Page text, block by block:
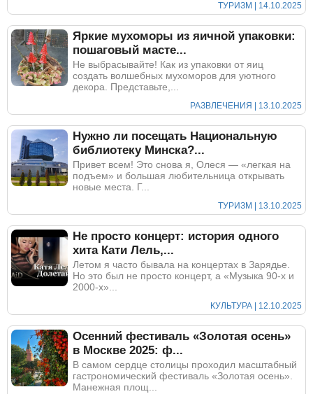
ТУРИЗМ | 14.10.2025
Яркие мухоморы из яичной упаковки:
пошаговый масте...
Не выбрасывайте! Как из упаковки от яиц
создать волшебных мухоморов для уютного
декора. Представьте,...
РАЗВЛЕЧЕНИЯ | 13.10.2025
Нужно ли посещать Национальную
библиотеку Минска?...
Привет всем! Это снова я, Олеся — «легкая на
подъем» и большая любительница открывать
новые места. Г...
ТУРИЗМ | 13.10.2025
Не просто концерт: история одного
хита Кати Лель,...
Летом я часто бывала на концертах в Зарядье.
Но это был не просто концерт, а «Музыка 90-х и
2000-х»...
КУЛЬТУРА | 12.10.2025
Осенний фестиваль «Золотая осень»
в Москве 2025: ф...
В самом сердце столицы проходил масштабный
гастрономический фестиваль «Золотая осень».
Манежная площ...